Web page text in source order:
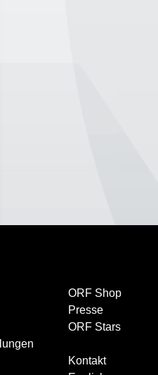
ORF Shop
Presse
ORF Stars
Kontakt